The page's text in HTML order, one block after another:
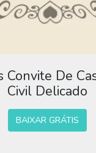
Convite De
Civil Delicado
BAIXAR GRÁTIS